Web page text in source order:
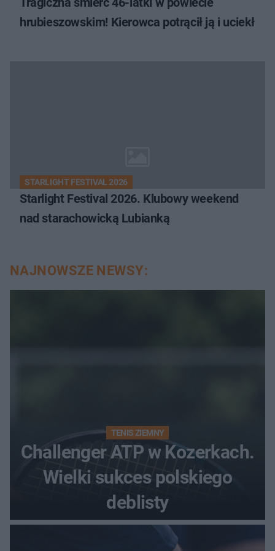
hrubieszowskim! Kierowca potrącił ją i uciekł
STARLIGHT FESTIVAL 2026
Starlight Festival 2026. Klubowy weekend
nad starachowicką Lubianką
NAJNOWSZE NEWSY:
TENIS ZIEMNY
Challenger ATP w Kozerkach.
Wielki sukces polskiego
deblisty